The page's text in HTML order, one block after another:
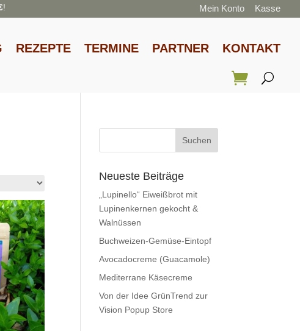
! Mein Konto Kasse
REZEPTE TERMINE PARTNER KONTAKT
Neueste Beiträge
„Lupinello“ Eiweißbrot mit
Lupinenkernen gekocht &
Walnüssen
Buchweizen-Gemüse-Eintopf
Avocadocreme (Guacamole)
Mediterrane Käsecreme
Von der Idee GrünTrend zur
Vision Popup Store